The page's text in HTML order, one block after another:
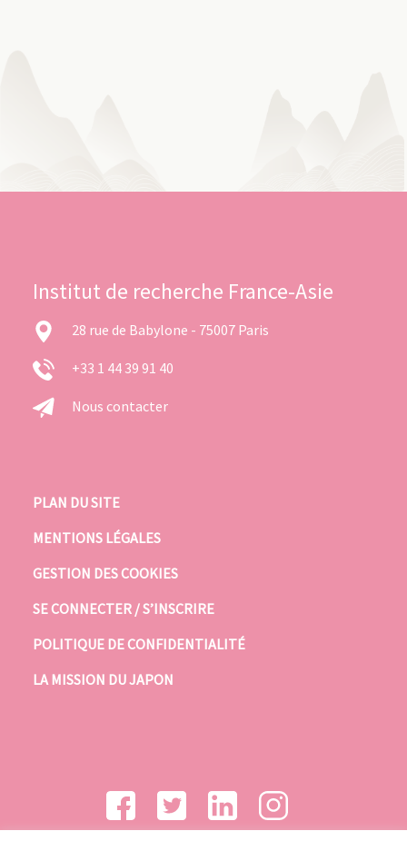
Institut de recherche France-Asie
28 rue de Babylone - 75007 Paris
+33 1 44 39 91 40
Nous contacter
PLAN DU SITE
MENTIONS LÉGALES
GESTION DES COOKIES
SE CONNECTER / S’INSCRIRE
POLITIQUE DE CONFIDENTIALITÉ
LA MISSION DU JAPON